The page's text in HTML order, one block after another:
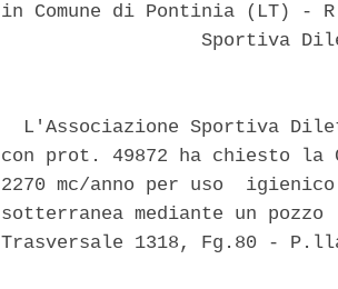
in Comune di Pontinia (LT) -
Sportiva
L'Associazione Sportiva
con prot. 49872 ha chiesto la
2270 mc/anno per uso
sotterranea mediante un
Trasversale 1318, Fg.80 -